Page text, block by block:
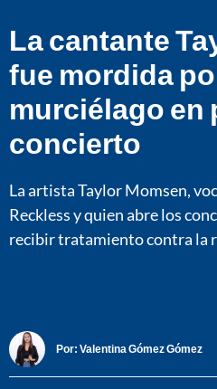
La cantante
fue mordida
murciélago en
concierto
La artista Taylor Momsen,
Reckless y quien abre los
recibir tratamiento contra la
Por: Valentina Gómez Gómez